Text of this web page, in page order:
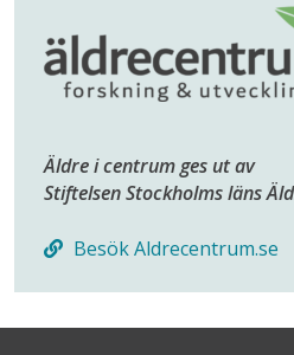
Äldre i centrum ges ut av
Stiftelsen Stockholms läns
Besök Aldrecentrum.se